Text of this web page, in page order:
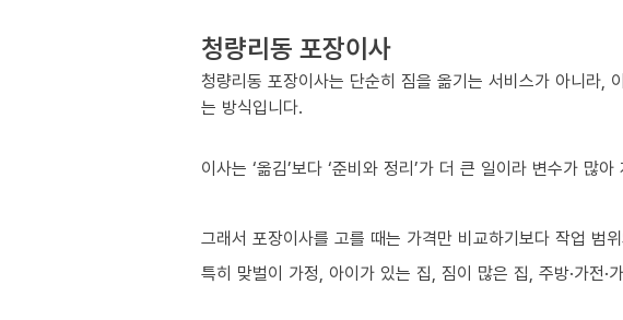
청량리동 포장이사
청량리동 포장이사는 단순히 짐을 옮기는 서비스가 아니라,
는 방식입니다.
이사는 ‘옮김’보다 ‘준비와 정리’가 더 큰 일이라 변수가 많
그래서 포장이사를 고를 때는 가격만 비교하기보다 작업 범
특히 맞벌이 가정, 아이가 있는 집, 짐이 많은 집, 주방·가전